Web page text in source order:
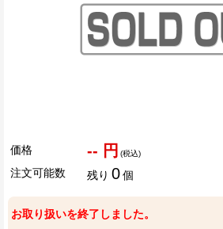
価格 -- 円 (税込)
注文可能数 残り 0個
お取り扱いを終了しました。